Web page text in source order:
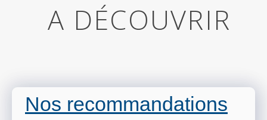
A DÉCOUVRIR
Nos recommandations